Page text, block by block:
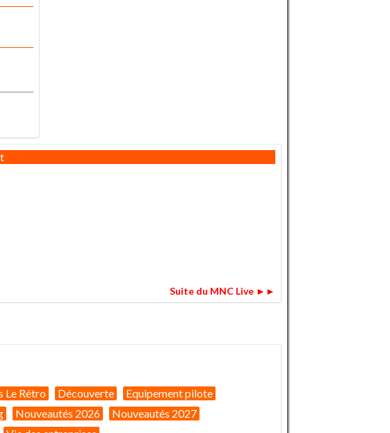
Suite du MNC Live ►►
Le Rétro Découverte
Equipement pilote
Nouveautés 2026
Nouveautés 2027